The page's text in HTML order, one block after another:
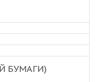
БУМАГИ)